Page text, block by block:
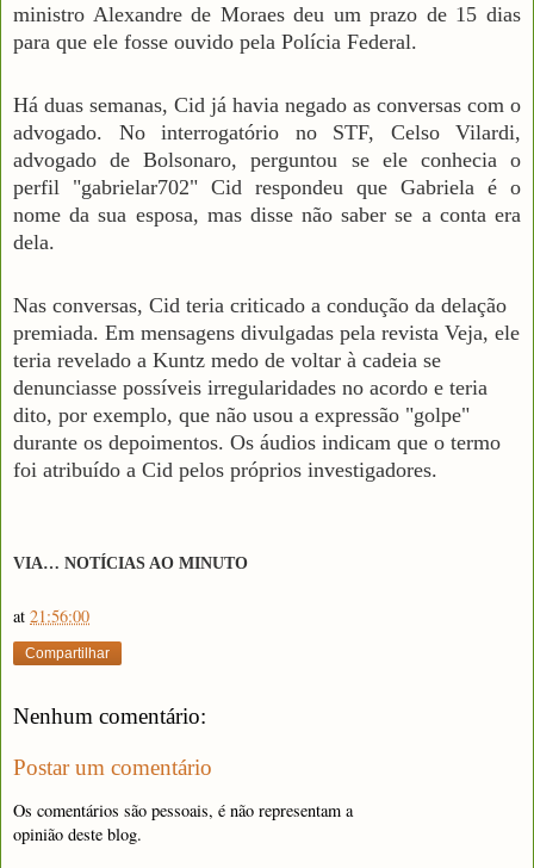
ministro Alexandre de Moraes deu um prazo de 15 dias
para que ele fosse ouvido pela Polícia Federal.
Há duas semanas, Cid já havia negado as conversas com o
advogado. No interrogatório no STF, Celso Vilardi,
advogado de Bolsonaro, perguntou se ele conhecia o
perfil "gabrielar702" Cid respondeu que Gabriela é o
nome da sua esposa, mas disse não saber se a conta era
dela.
Nas conversas, Cid teria criticado a condução da delação
premiada. Em mensagens divulgadas pela revista Veja, ele
teria revelado a Kuntz medo de voltar à cadeia se
denunciasse possíveis irregularidades no acordo e teria
dito, por exemplo, que não usou a expressão "golpe"
durante os depoimentos. Os áudios indicam que o termo
foi atribuído a Cid pelos próprios investigadores.
VIA… NOTÍCIAS AO MINUTO
at 21:56:00
Compartilhar
Nenhum comentário:
Postar um comentário
Os comentários são pessoais, é não representam a
opinião deste blog.